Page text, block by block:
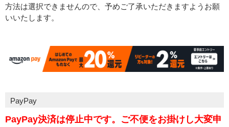
方法は選択できませんので、予めご了承いただきますようお願
いいたします。
PayPay
PayPay決済は停止中です。ご不便をお掛けし大変申